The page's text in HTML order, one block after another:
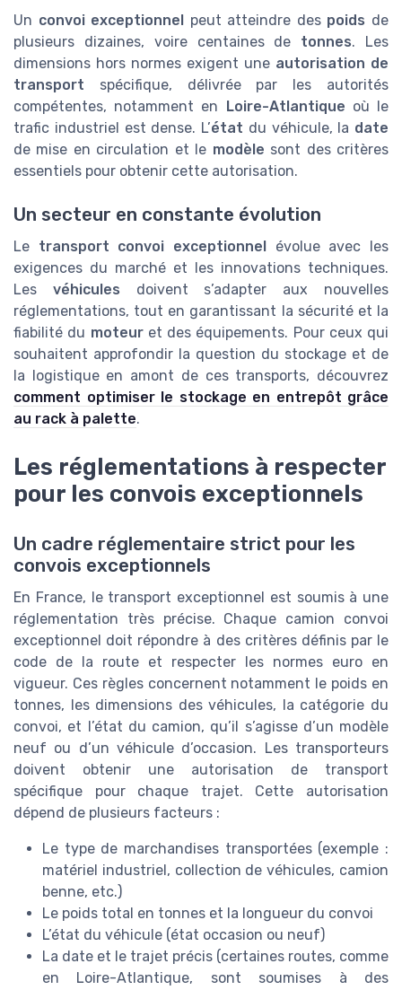
Un convoi exceptionnel peut atteindre des poids de
plusieurs dizaines, voire centaines de tonnes. Les
dimensions hors normes exigent une autorisation de
transport spécifique, délivrée par les autorités
compétentes, notamment en Loire-Atlantique où le
trafic industriel est dense. L’état du véhicule, la date
de mise en circulation et le modèle sont des critères
essentiels pour obtenir cette autorisation.
Un secteur en constante évolution
Le transport convoi exceptionnel évolue avec les
exigences du marché et les innovations techniques.
Les véhicules doivent s’adapter aux nouvelles
réglementations, tout en garantissant la sécurité et la
fiabilité du moteuret des équipements. Pour ceux qui
souhaitent approfondir la question du stockage et de
la logistique en amont de ces transports, découvrez
comment optimiser le stockage en entrepôt grâce
au rack à palette.
Les réglementations à respecter
pour les convois exceptionnels
Un cadre réglementaire strict pour les
convois exceptionnels
En France, le transport exceptionnel est soumis à une
réglementation très précise. Chaque camion convoi
exceptionnel doit répondre à des critères définis par le
code de la route et respecter les normes euro en
vigueur. Ces règles concernent notamment le poids en
tonnes, les dimensions des véhicules, la catégorie du
convoi, et l’état du camion, qu’il s’agisse d’un modèle
neuf ou d’un véhicule d’occasion. Les transporteurs
doivent obtenir une autorisation de transport
spécifique pour chaque trajet. Cette autorisation
dépend de plusieurs facteurs :
Le type de marchandises transportées (exemple :
matériel industriel, collection de véhicules, camion
benne, etc.)
Le poids total en tonnes et la longueur du convoi
L’état du véhicule (état occasion ou neuf)
La date et le trajet précis (certaines routes, comme
en Loire-Atlantique, sont soumises à des